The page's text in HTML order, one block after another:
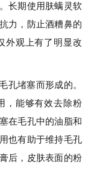
长期使用肤螨灵软
力，防止酒糟鼻的
外观上有了明显改
孔堵塞而形成的。
，能够有效去除粉
在毛孔中的油脂和
也有助于维持毛孔
后，皮肤表面的粉